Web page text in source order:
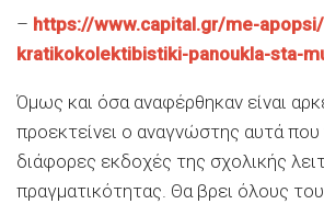
– https://www.capital.gr/me-
kratikokolektibistiki-panoukla-sta-
Όμως και όσα αναφέρθηκαν είναι
προεκτείνει ο αναγνώστης αυτά
διάφορες εκδοχές της σχολικής
πραγματικότητας. Θα βρει όλους